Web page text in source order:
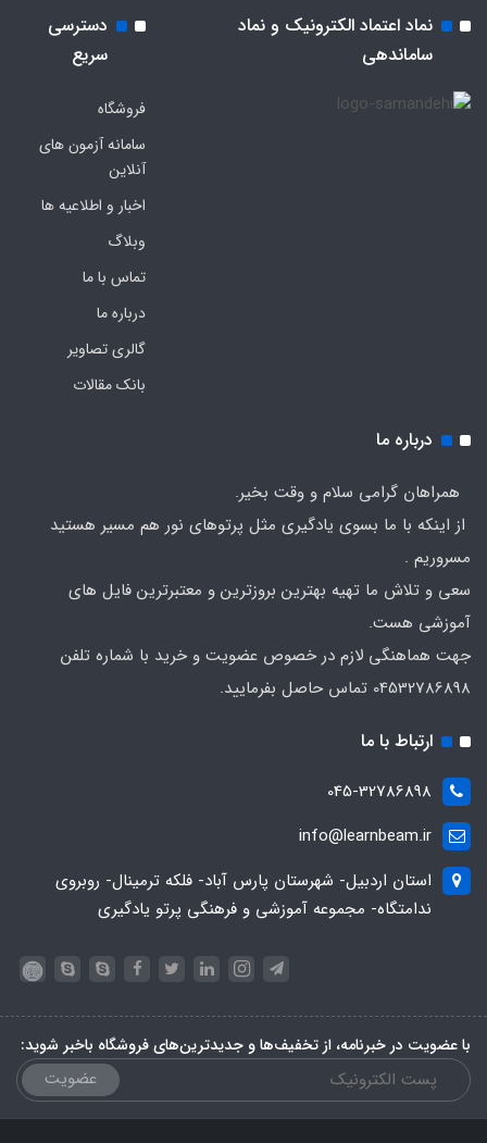
نماد اعتماد الکترونیک و نماد
ساماندهی
دسترسی
سریع
فروشگاه
سامانه آزمون های
آنلاین
اخبار و اطلاعیه ها
وبلاگ
تماس با ما
درباره ما
گالری تصاویر
بانک مقالات
درباره ما
همراهان گرامی سلام و وقت بخیر.
از اینکه با ما بسوی یادگیری مثل پرتوهای نور هم مسیر هستید
مسروریم .
سعی و تلاش ما تهیه بهترین بروزترین و معتبرترین فایل های
آموزشی هست.
جهت هماهنگی لازم در خصوص عضویت و خرید با شماره تلفن
04532786898 تماس حاصل بفرمایید.
ارتباط با ما
045-32786898
info@learnbeam.ir
استان اردبیل- شهرستان پارس آباد- فلکه ترمینال- روبروی
ندامتگاه- مجموعه آموزشی و فرهنگی پرتو یادگیری
با عضویت در خبرنامه، از تخفیف‌ها و جدیدترین‌های فروشگاه باخبر شوید:
عضویت